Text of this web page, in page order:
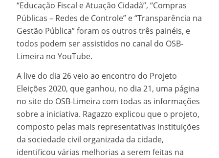
“Educação Fiscal e Atuação Cidadã”, “Compras
Públicas – Redes de Controle” e “Transparência na
Gestão Pública” foram os outros três painéis, e
todos podem ser assistidos no canal do OSB-
Limeira no YouTube.
A live do dia 26 veio ao encontro do Projeto
Eleições 2020, que ganhou, no dia 21, uma página
no site do OSB-Limeira com todas as informações
sobre a iniciativa. Ragazzo explicou que o projeto,
composto pelas mais representativas instituições
da sociedade civil organizada da cidade,
identificou várias melhorias a serem feitas na